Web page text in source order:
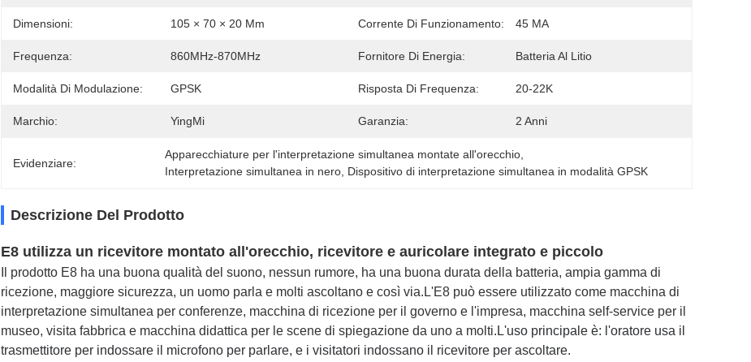
Dimensioni: 105 × 70 × 20 Mm Corrente Di Funzionamento: 45 MA
Frequenza: 860MHz-870MHz Fornitore Di Energia: Batteria Al Litio
Modalità Di Modulazione: GPSK Risposta Di Frequenza: 20-22K
Marchio: YingMi Garanzia: 2 Anni
Evidenziare:
Apparecchiature per l'interpretazione simultanea montate all'orecchio
Interpretazione simultanea in nero Dispositivo di interpretazione simultanea in modalità GPSK
Descrizione Del Prodotto
E8 utilizza un ricevitore montato all'orecchio, ricevitore e auricolare integrato e piccolo
Il prodotto E8 ha una buona qualità del suono, nessun rumore, ha una buona durata della batteria, ampia gamma di
ricezione, maggiore sicurezza, un uomo parla e molti ascoltano e così via.L'E8 può essere utilizzato come macchina di
interpretazione simultanea per conferenze, macchina di ricezione per il governo e l'impresa, macchina self-service per il
museo, visita fabbrica e macchina didattica per le scene di spiegazione da uno a molti. L'uso principale è: l'oratore usa il
trasmettitore per indossare il microfono per parlare, e i visitatori indossano il ricevitore per ascoltare.